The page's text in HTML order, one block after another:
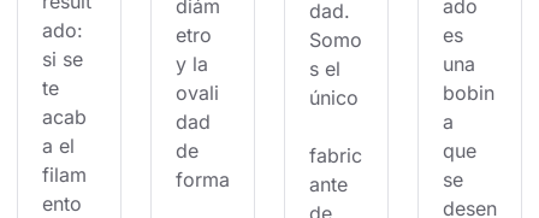
ado:
si se
te
acab
a el
filam
ento
diám
etro
y la
ovali
dad
de
forma
dad.
Somo
s el
único
fabric
ante
ado
es
una
bobin
a
que
se
desen